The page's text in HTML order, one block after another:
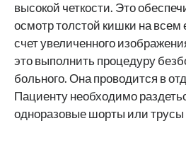
высокой четкости. Это
осмотр толстой кишки на всем
счет увеличенного
это выполнить процедуру
больного. Она проводится в
Пациенту необходимо
одноразовые шорты или трусы